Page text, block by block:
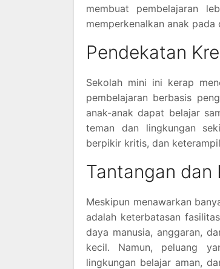
membuat pembelajaran
memperkenalkan anak
Pendekatan
Sekolah mini ini kerap
pembelajaran berbasis
anak-anak dapat belajar
teman dan lingkungan
berpikir kritis, dan
Tantangan dan
Meskipun menawarkan
adalah keterbatasan
daya manusia, anggaran,
kecil. Namun, peluang
lingkungan belajar aman,